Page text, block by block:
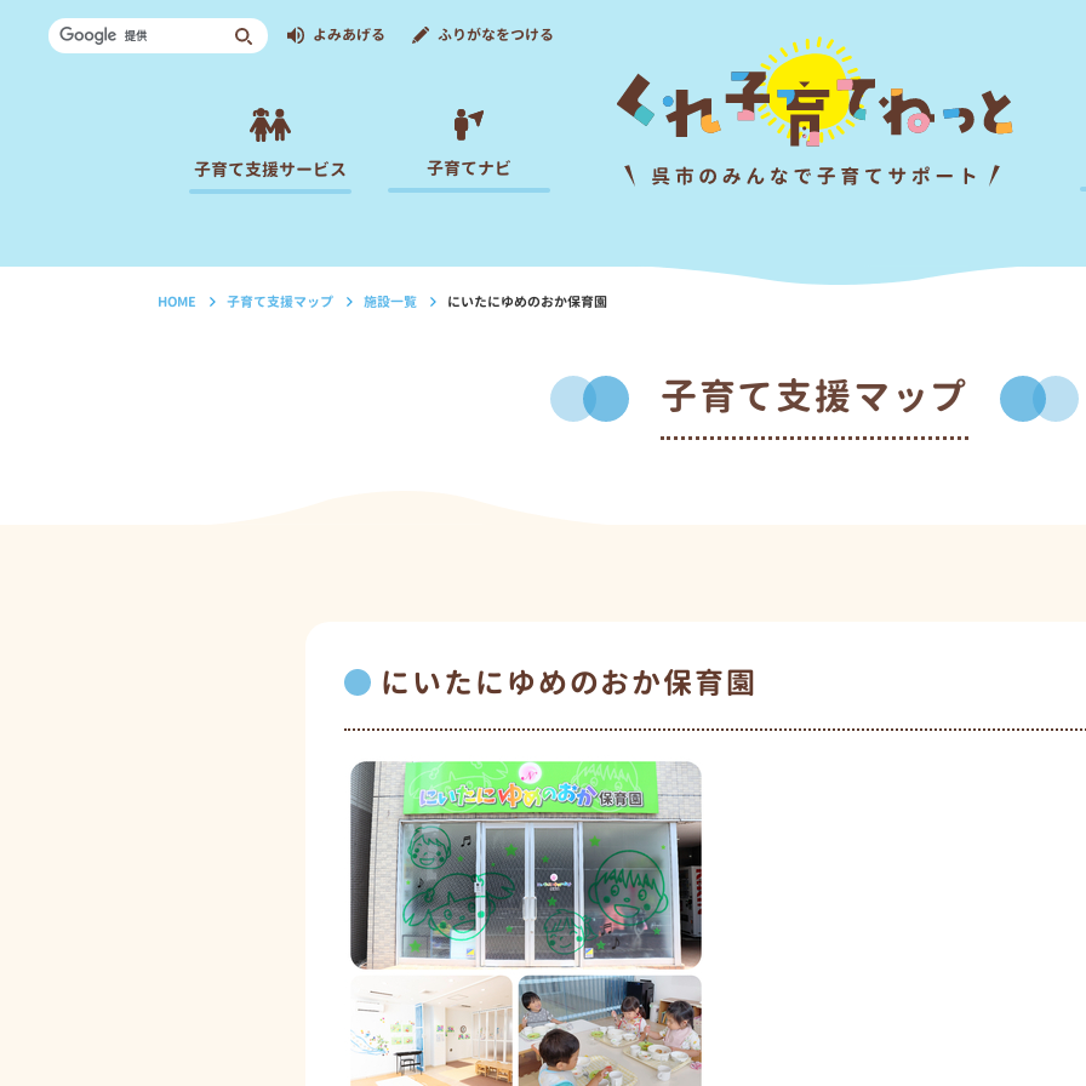
よみあげる ふりがなをつける
子育て支援サービス 子育てナビ
HOME 子育て支援マップ 施設一覧 にいたにゆめのおか保育園
子育て支援マップ
にいたにゆめのおか保育園